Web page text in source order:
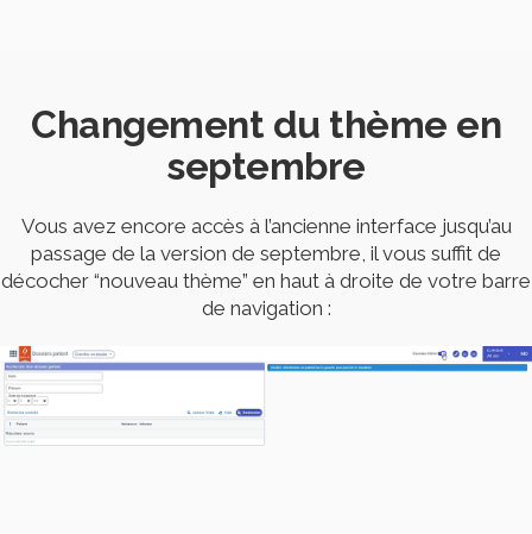
Changement du thème en
septembre
Vous avez encore accès à l’ancienne interface jusqu’au
passage de la version de septembre, il vous suffit de
décocher “nouveau thème” en haut à droite de votre barre
de navigation :